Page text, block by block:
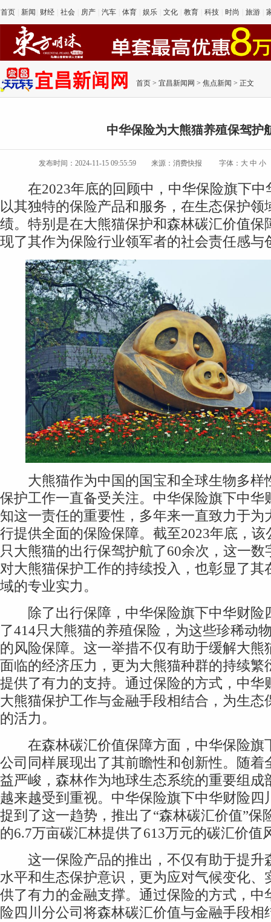
首页 新闻 财经 社会 房产 汽车 体育 娱乐 文化 教育 科技 时尚 旅游
首页 > 宜昌新闻网 > 焦点新闻 > 正文
中华保险为大熊猫养殖保驾护
发布时间：2024-11-15 09:55:59 来源：消费快报 字体： 大 中 小
在2023年底的回顾中，中华保险旗下中
以其独特的保险产品和服务，在生态保护领
绩。特别是在大熊猫保护和森林碳汇价值保
现了其作为保险行业领军者的社会责任感与
大熊猫作为中国的国宝和全球生物多样
保护工作一直备受关注。中华保险旗下中华
知这一责任的重要性，多年来一直致力于为
行提供全面的保险保障。截至2023年底，该
只大熊猫的出行保驾护航了60余次，这一数
对大熊猫保护工作的持续投入，也彰显了其
域的专业实力。
除了出行保障，中华保险旗下中华财险
了414只大熊猫的养殖保险，为这些珍稀动
的风险保障。这一举措不仅有助于缓解大熊
面临的经济压力，更为大熊猫种群的持续繁
提供了有力的支持。通过保险的方式，中华
大熊猫保护工作与金融手段相结合，为生态
的活力。
在森林碳汇价值保障方面，中华保险旗
公司同样展现出了其前瞻性和创新性。随着
益严峻，森林作为地球生态系统的重要组成
越来越受到重视。中华保险旗下中华财险四
捉到了这一趋势，推出了“森林碳汇价值”保
的6.7万亩碳汇林提供了613万元的碳汇价值
这一保险产品的推出，不仅有助于提升
水平和生态保护意识，更为应对气候变化、
供了有力的金融支撑。通过保险的方式，中
险四川分公司将森林碳汇价值与金融手段相